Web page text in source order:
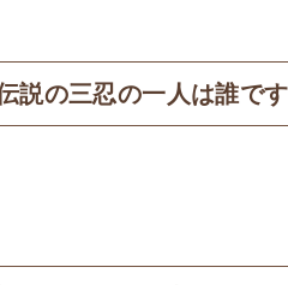
説の三忍の一人は誰で